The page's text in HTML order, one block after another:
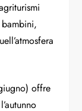
offre